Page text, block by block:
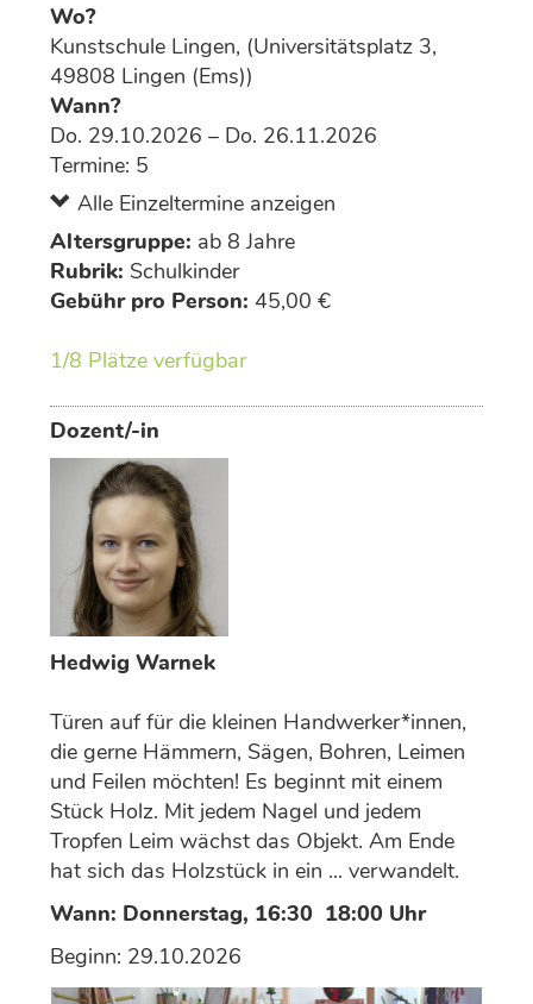
Wo?
Kunstschule Lingen, (Universitätsplatz 3,
49808 Lingen (Ems))
Wann?
Do. 29.10.2026 – Do. 26.11.2026
Termine: 5
Alle Einzeltermine anzeigen
Altersgruppe: ab 8 Jahre
Rubrik: Schulkinder
Gebühr pro Person: 45,00 €
1/8 Plätze verfügbar
Dozent/-in
Hedwig Warnek
Türen auf für die kleinen Handwerker*innen,
die gerne Hämmern, Sägen, Bohren, Leimen
und Feilen möchten! Es beginnt mit einem
Stück Holz. Mit jedem Nagel und jedem
Tropfen Leim wächst das Objekt. Am Ende
hat sich das Holzstück in ein ... verwandelt.
Wann: Donnerstag, 16:30 ­ 18:00 Uhr
Beginn: 29.10.2026